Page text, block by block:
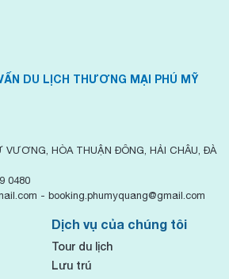
DU LỊCH THƯƠNG MẠI PHÚ MỸ
VƯƠNG, HÒA THUẬN ĐÔNG, HẢI CHÂU, ĐÀ
0480
- booking.phumyquang@gmail.com
Dịch vụ của chúng tôi
Tour du lịch
Lưu trú